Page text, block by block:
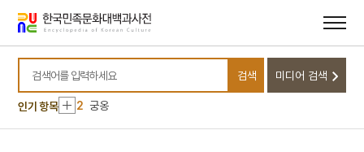
바로가기
바로가기
검색어를 입력하세요
검색 미디어 검색
인기 항목
10 삼암유집
1 김희
2 궁옹
3 한글